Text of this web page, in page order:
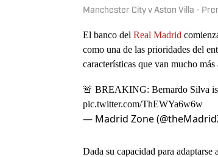
Manchester City v Aston Villa -
El banco del Real Madrid
como una de las prioridades del
características que van mucho
🚨 BREAKING: Bernardo Silva
pic.twitter.com/ThEWYa6w6w
— Madrid Zone
Dada su capacidad para